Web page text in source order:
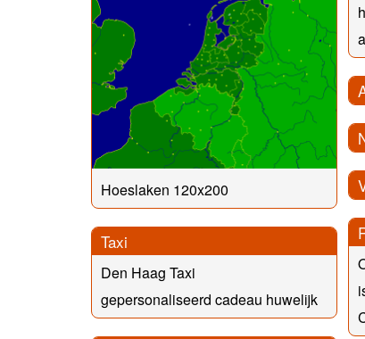
Hoeslaken 120x200
Taxi
Den Haag Taxi
gepersonaliseerd cadeau huwelijk